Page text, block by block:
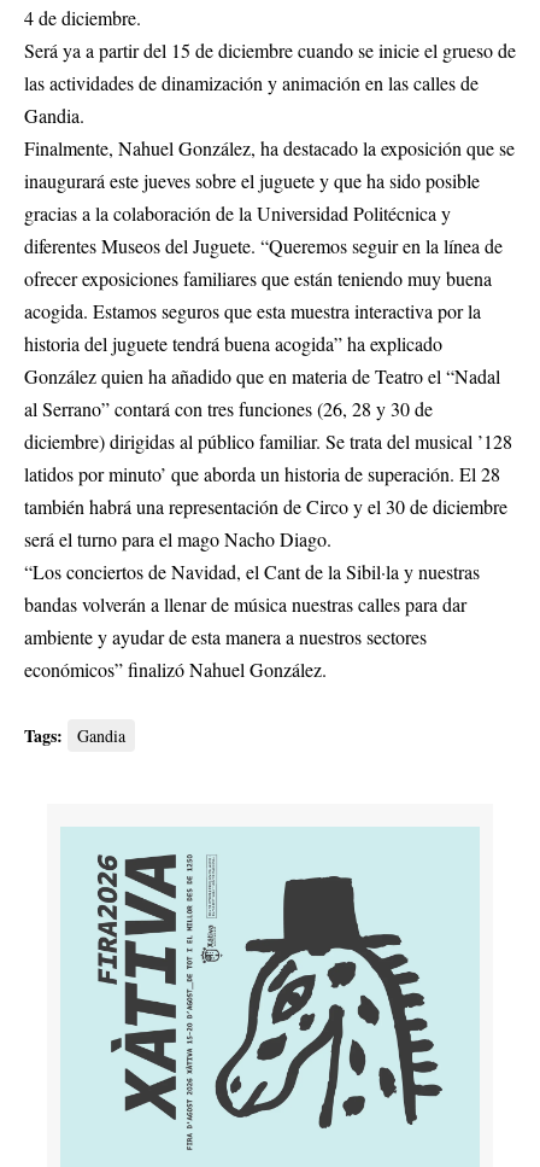
4 de diciembre.
Será ya a partir del 15 de diciembre cuando se inicie el grueso de
las actividades de dinamización y animación en las calles de
Gandia.
Finalmente, Nahuel González, ha destacado la exposición que se
inaugurará este jueves sobre el juguete y que ha sido posible
gracias a la colaboración de la Universidad Politécnica y
diferentes Museos del Juguete. “Queremos seguir en la línea de
ofrecer exposiciones familiares que están teniendo muy buena
acogida. Estamos seguros que esta muestra interactiva por la
historia del juguete tendrá buena acogida” ha explicado
González quien ha añadido que en materia de Teatro el “Nadal
al Serrano” contará con tres funciones (26, 28 y 30 de
diciembre) dirigidas al público familiar. Se trata del musical ’128
latidos por minuto’ que aborda un historia de superación. El 28
también habrá una representación de Circo y el 30 de diciembre
será el turno para el mago Nacho Diago.
“Los conciertos de Navidad, el Cant de la Sibil·la y nuestras
bandas volverán a llenar de música nuestras calles para dar
ambiente y ayudar de esta manera a nuestros sectores
económicos” finalizó Nahuel González.
Tags: Gandia